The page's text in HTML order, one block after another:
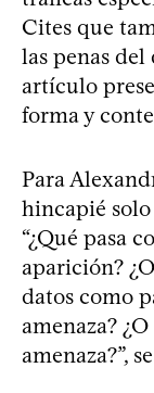
Cites que
las penas del
artículo
forma y
Para
hincapié solo
“¿Qué pasa
aparición?
datos como
amenaza?
amenaza?”,